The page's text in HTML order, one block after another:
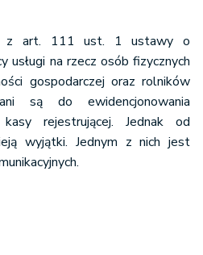
z art. 111 ust. 1 ustawy o
usługi na rzecz osób fizycznych
gospodarczej oraz rolników
są do ewidencjonowania
rejestrującej. Jednak od
wyjątki. Jednym z nich jest